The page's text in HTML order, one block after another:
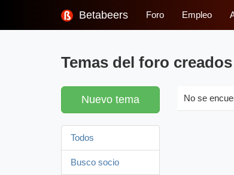
Betabeers Foro Empleo
Temas del foro
Nuevo tema
Todos
Busco socio
No se